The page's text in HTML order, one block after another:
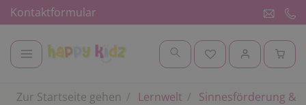
Kontaktformular
Zur Startseite gehen Lernwelt Sinnesförderung &